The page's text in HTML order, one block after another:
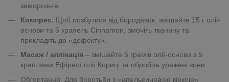
заморозьте.
Компрес. Щоб позбутися від бородавок, змішайте 15 г олії-
основи та 5 крапель Сinnamon, змочіть тканину та
прикладіть до «дефекту».
Масаж / аплікація – змішайте 5 грамів олії-основи з 5
краплями Ефірної олії Кориці та обробіть уражені зони.
Обгортання. Для боротьби з «апельсиновою кіркою»